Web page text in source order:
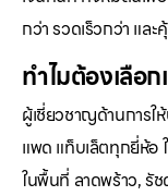
กว่า รวดเร็วกว่า และ
ทำไมต้องเลือก
ผู้เชี่ยวชาญด้านการใ
แพด แท็บเล็ตทุกยี่ห้อ
ในพื้นที่ ลาดพร้าว, รั